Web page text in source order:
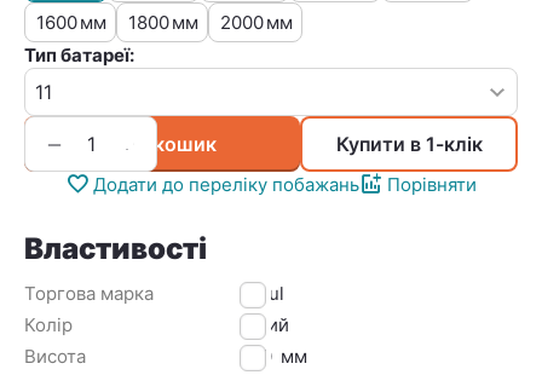
1600мм 1800мм 2000мм
Тип батареї:
+
− У кошик Купити в 1-клік
Додати до переліку побажань Порівняти
Властивості
Торгова марка
Djoul
Колір
Білий
Висота
500 мм